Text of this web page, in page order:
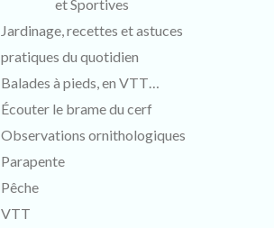
et Sportives
Jardinage, recettes et astuces
pratiques du quotidien
Balades à pieds, en VTT…
Écouter le brame du cerf
Observations ornithologiques
Parapente
Pêche
VTT